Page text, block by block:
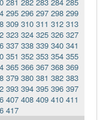
295 296 297 298 299
309 310 311 312 313
323 324 325 326 327
337 338 339 340 341
351 352 353 354 355
365 366 367 368 369
379 380 381 382 383
393 394 395 396 397
407 408 409 410 411
417